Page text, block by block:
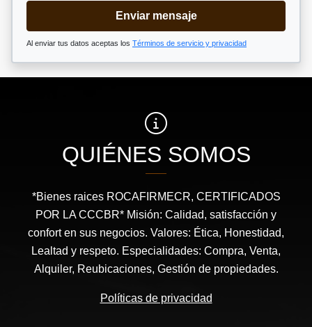
Enviar mensaje
Al enviar tus datos aceptas los Términos de servicio y privacidad
QUIÉNES SOMOS
*Bienes raices ROCAFIRMECR, CERTIFICADOS
POR LA CCCBR* Misión: Calidad, satisfacción y
confort en sus negocios. Valores: Ética, Honestidad,
Lealtad y respeto. Especialidades: Compra, Venta,
Alquiler, Reubicaciones, Gestión de propiedades.
Políticas de privacidad